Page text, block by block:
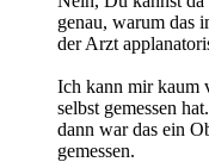
genau, warum das
der Arzt
Ich kann mir kaum
selbst gemessen
dann war das ein
gemessen.